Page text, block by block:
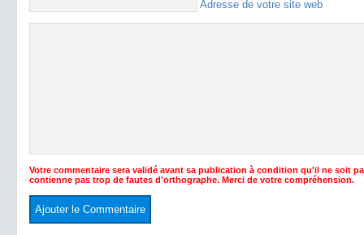
Adresse de votre site web
Votre commentaire sera validé avant sa publication à condition qu'il ne soit
contienne pas trop de fautes d'orthographe. Merci de votre compréhension.